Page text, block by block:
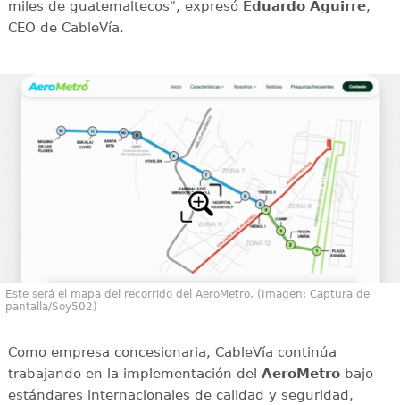
miles de guatemaltecos", expresó Eduardo Aguirre,
CEO de CableVía.
Este será el mapa del recorrido del AeroMetro. (Imagen: Captura de
pantalla/Soy502)
Como empresa concesionaria, CableVía continúa
trabajando en la implementación del AeroMetrobajo
estándares internacionales de calidad y seguridad,